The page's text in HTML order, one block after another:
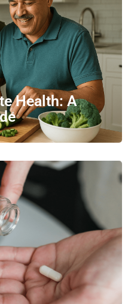
Health: A